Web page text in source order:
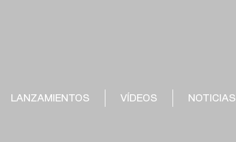
LANZAMIENTOS VÍDEOS NOTICIAS